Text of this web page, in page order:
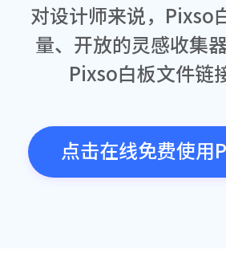
对设计师来说，Pixso
量、开放的灵感收集
Pixso白板文件链
点击在线免费使用